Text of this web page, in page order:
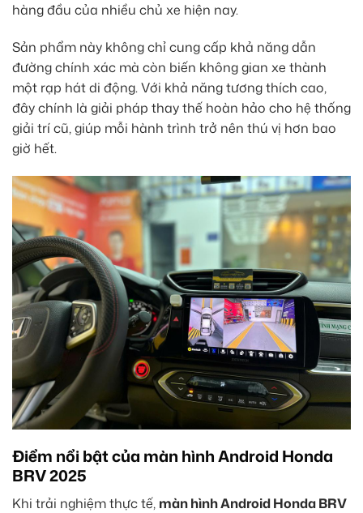
hàng đầu của nhiều chủ xe hiện nay.
Sản phẩm này không chỉ cung cấp khả năng dẫn
đường chính xác mà còn biến không gian xe thành
một rạp hát di động. Với khả năng tương thích cao,
đây chính là giải pháp thay thế hoàn hảo cho hệ thống
giải trí cũ, giúp mỗi hành trình trở nên thú vị hơn bao
giờ hết.
Điểm nổi bật của màn hình Android Honda
BRV 2025
Khi trải nghiệm thực tế, màn hình Android Honda BRV